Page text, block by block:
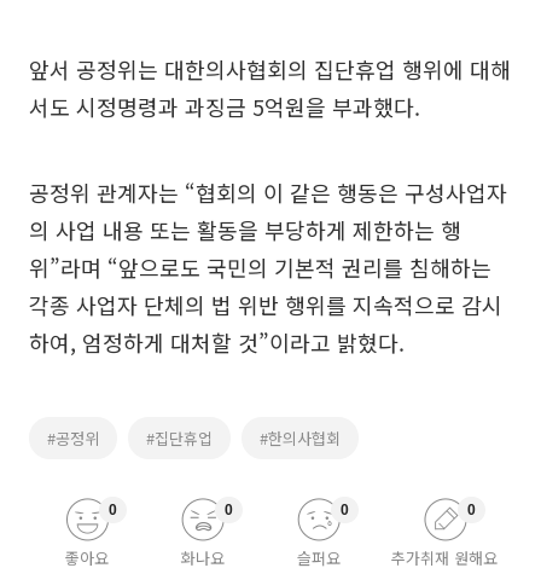
앞서 공정위는 대한의사협회의 집단휴업 행위에 대해
서도 시정명령과 과징금 5억원을 부과했다.
공정위 관계자는 “협회의 이 같은 행동은 구성사업자
의 사업 내용 또는 활동을 부당하게 제한하는 행
위”라며 “앞으로도 국민의 기본적 권리를 침해하는
각종 사업자 단체의 법 위반 행위를 지속적으로 감시
하여, 엄정하게 대처할 것”이라고 밝혔다.
#공정위 #집단휴업 #한의사협회
좋아요
0
화나요
0
슬퍼요
0
추가취재 원해요
0